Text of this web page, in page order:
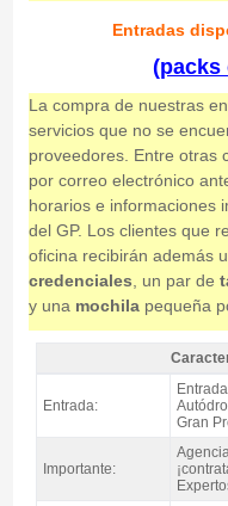
Entradas
(packs
La compra de nuestras
servicios que no se
proveedores. Entre otras
por correo electrónico
horarios e informaciones
del GP. Los clientes que
oficina recibirán además
credenciales , un par de
y una mochilapequeña
Entrada MotoGP Tribuna
Entrada:
Gran
Importante: